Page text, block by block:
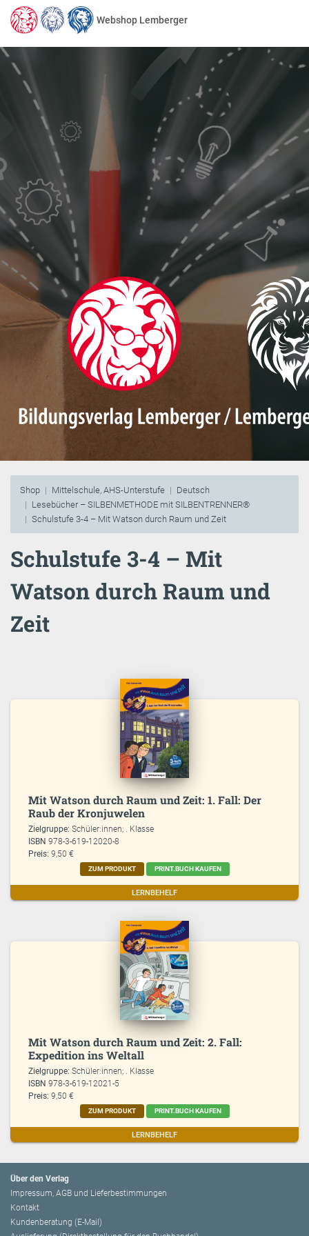
Webshop Lemberger
Shop Mittelschule, AHS-Unterstufe
Deutsch
Lesebücher – SILBENMETHODE mit SILBENTRENNER®
Schulstufe 3-4 – Mit Watson durch Raum und Zeit
Schulstufe 3-4 – Mit
Watson durch Raum und
Zeit
Mit Watson durch Raum und Zeit: 1. Fall: Der
Raub der Kronjuwelen
Zielgruppe:Schüler:innen; . Klasse
ISBN978-3-619-12020-8
Preis: 9,50 €
ZUM PRODUKT PRINT.BUCH KAUFEN
LERNBEHELF
Mit Watson durch Raum und Zeit: 2. Fall:
Expedition ins Weltall
Zielgruppe:Schüler:innen; . Klasse
ISBN978-3-619-12021-5
Preis: 9,50 €
ZUM PRODUKT PRINT.BUCH KAUFEN
LERNBEHELF
Über den Verlag
Impressum, AGB und Lieferbestimmungen
Kontakt
Kundenberatung (E-Mail)